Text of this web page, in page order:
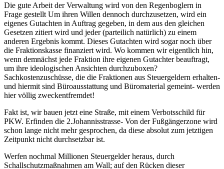
Die gute Arbeit der Verwaltung wird von den Regenboglern in
Frage gestellt Um ihren Willen dennoch durchzusetzen, wird ein
eigenes Gutachten in Auftrag gegeben, in dem aus den gleichen
Gesetzen zitiert wird und jeder (parteilich natürlich) zu einem
anderen Ergebnis kommt. Dieses Gutachten wird sogar noch über
die Fraktionskasse finanziert wird. Wo kommen wir eigentlich hin,
wenn demnächst jede Fraktion ihre eigenen Gutachter beauftragt,
um ihre ideologischen Ansichten durchzuboxen?
Sachkostenzuschüsse, die die Fraktionen aus Steuergeldern erhalten-
und hiermit sind Büroausstattung und Büromaterial gemeint- werden
hier völlig zweckentfremdet!
Fakt ist, wir bauen jetzt eine Straße, mit einem Verbotsschild für
PKW. Erfinden die 2.Johannisstrasse- Von der Fußgängerzone wird
schon lange nicht mehr gesprochen, da diese absolut zum jetztigen
Zeitpunkt nicht durchsetzbar ist.
Werfen nochmal Millionen Steuergelder heraus, durch
Schallschutzmaßnahmen am Wall; auf den Rücken dieser